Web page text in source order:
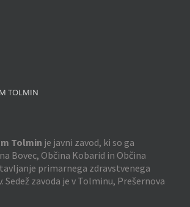
TOLMIN
Tolmin je javni zavod, ki so ga
Bovec, Občina Kobarid in Občina
primarnega zdravstvenega
Sedež zavoda je v Tolminu, Prešernova